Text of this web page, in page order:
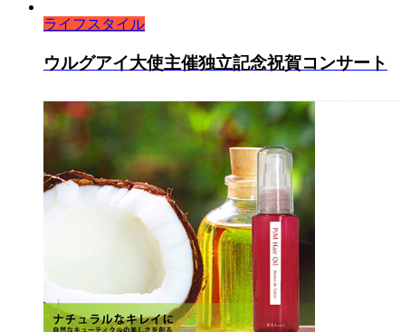
ライフスタイル
ウルグアイ大使主催独立記念祝賀コンサート